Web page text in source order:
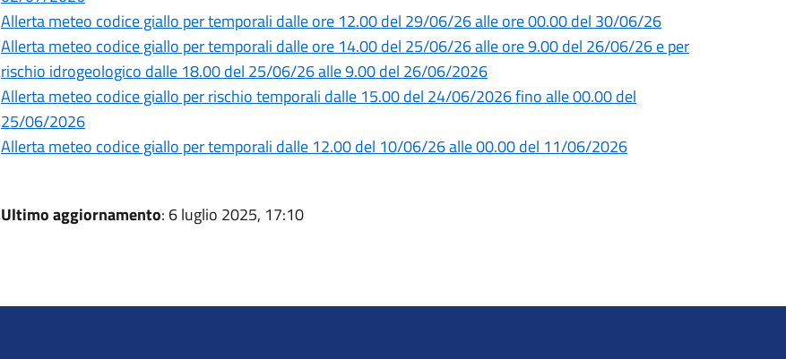
Allerta meteo codice giallo per temporali dalle ore 12.00 del 29/06/26 alle ore 00.00 del 30/06/26
Allerta meteo codice giallo per temporali dalle ore 14.00 del 25/06/26 alle ore 9.00 del 26/06/26 e per
rischio idrogeologico dalle 18.00 del 25/06/26 alle 9.00 del 26/06/2026
Allerta meteo codice giallo per rischio temporali dalle 15.00 del 24/06/2026 fino alle 00.00 del
25/06/2026
Allerta meteo codice giallo per temporali dalle 12.00 del 10/06/26 alle 00.00 del 11/06/2026
Ultimo aggiornamento: 6 luglio 2025, 17:10